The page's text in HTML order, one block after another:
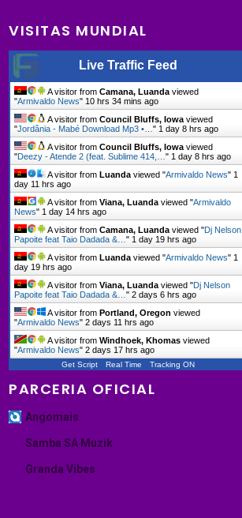
VISITAS MUNDIAL
Live Traffic Feed
A visitor fromCamana, Luanda viewed
"Armivaldo News" 10 hrs 34 mins ago
A visitor fromCouncil Bluffs, Iowa viewed
"Jordânia - Mabé Download Mp3 •…" 1 day 8 hrs ago
A visitor fromCouncil Bluffs, Iowa viewed
"Deezy - Atende 2 (feat. Sublime 414,…" 1 day 8 hrs ago
A visitor fromLuanda viewed "Armivaldo News" 1
day 11 hrs ago
A visitor fromViana, Luanda viewed "Armivaldo
News" 1 day 14 hrs ago
A visitor fromCamana, Luanda viewed "Dj Nelson
Papoite feat Taio Dadada &…" 1 day 19 hrs ago
A visitor fromLuanda viewed "Armivaldo News" 1
day 19 hrs ago
A visitor fromViana, Luanda viewed "Dj Nelson
Papoite feat Taio Dadada &…"2 days 6 hrs ago
A visitor fromPortland, Oregon viewed
"Armivaldo News"2 days 11 hrs ago
A visitor fromWindhoek, Khomas viewed
"Armivaldo News"2 days 17 hrs ago
Get Script Real Time Tracking ON
PARCERIA OFICIAL
Angomais
Samba SA Muzik
Granda Vibes